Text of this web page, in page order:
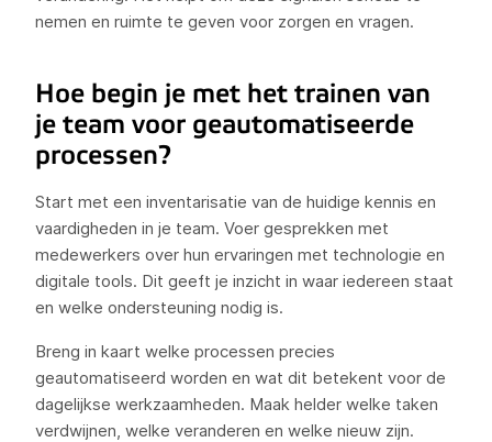
nemen en ruimte te geven voor zorgen en vragen.
Hoe begin je met het trainen van
je team voor geautomatiseerde
processen?
Start met een inventarisatie van de huidige kennis en
vaardigheden in je team. Voer gesprekken met
medewerkers over hun ervaringen met technologie en
digitale tools. Dit geeft je inzicht in waar iedereen staat
en welke ondersteuning nodig is.
Breng in kaart welke processen precies
geautomatiseerd worden en wat dit betekent voor de
dagelijkse werkzaamheden. Maak helder welke taken
verdwijnen, welke veranderen en welke nieuw zijn.